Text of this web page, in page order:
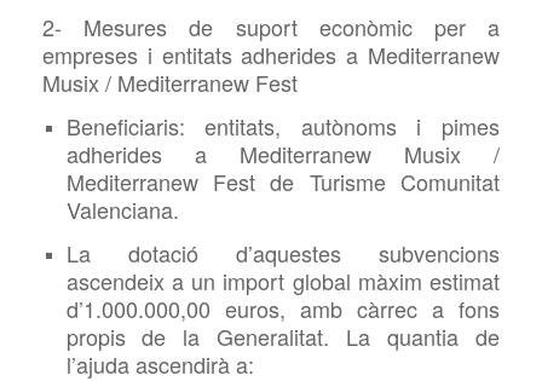
2- Mesures de suport econòmic per a
empreses i entitats adherides a Mediterranew
Musix / Mediterranew Fest
Beneficiaris: entitats, autònoms i pimes
adherides a Mediterranew Musix /
Mediterranew Fest de Turisme Comunitat
Valenciana.
La dotació d’aquestes subvencions
ascendeix a un import global màxim estimat
d’1.000.000,00 euros, amb càrrec a fons
propis de la Generalitat. La quantia de
l’ajuda ascendirà a: